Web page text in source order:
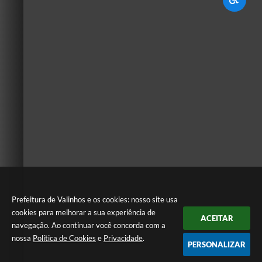
Prefeitura de Valinhos e os cookies: nosso site usa
cookies para melhorar a sua experiência de
navegação. Ao continuar você concorda com a
nossa Política de Cookies e Privacidade.
ACEITAR
PERSONALIZAR